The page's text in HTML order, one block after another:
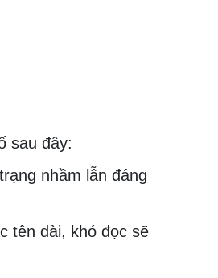
sau đây:
nhầm lẫn đáng
tên dài, khó đọc sẽ